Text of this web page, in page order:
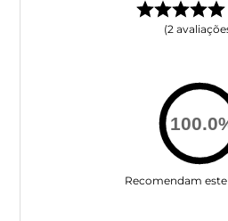
2
100.0
Recomendam